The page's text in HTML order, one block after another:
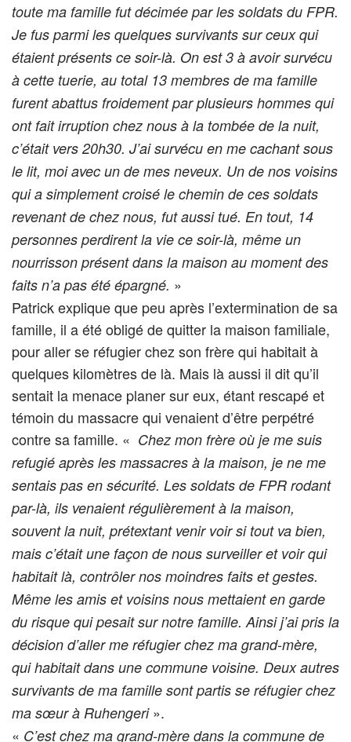
toute ma famille fut décimée par les soldats du FPR.
Je fus parmi les quelques survivants sur ceux qui
étaient présents ce soir-là. On est 3 à avoir survécu
à cette tuerie, au total 13 membres de ma famille
furent abattus froidement par plusieurs hommes qui
ont fait irruption chez nous à la tombée de la nuit,
c’était vers 20h30. J’ai survécu en me cachant sous
le lit, moi avec un de mes neveux. Un de nos voisins
qui a simplement croisé le chemin de ces soldats
revenant de chez nous, fut aussi tué. En tout, 14
personnes perdirent la vie ce soir-là, même un
nourrisson présent dans la maison au moment des
faits n’a pas été épargné. »
Patrick explique que peu après l’extermination de sa
famille, il a été obligé de quitter la maison familiale,
pour aller se réfugier chez son frère qui habitait à
quelques kilomètres de là. Mais là aussi il dit qu’il
sentait la menace planer sur eux, étant rescapé et
témoin du massacre qui venaient d’être perpétré
contre sa famille. « Chez mon frère où je me suis
refugié après les massacres à la maison, je ne me
sentais pas en sécurité. Les soldats de FPR rodant
par-là, ils venaient régulièrement à la maison,
souvent la nuit, prétextant venir voir si tout va bien,
mais c’était une façon de nous surveiller et voir qui
habitait là, contrôler nos moindres faits et gestes.
Même les amis et voisins nous mettaient en garde
du risque qui pesait sur notre famille. Ainsi j’ai pris la
décision d’aller me réfugier chez ma grand-mère,
qui habitait dans une commune voisine. Deux autres
survivants de ma famille sont partis se réfugier chez
ma sœur à Ruhengeri».
« C’est chez ma grand-mère dans la commune de